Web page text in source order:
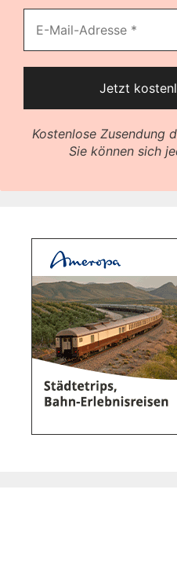
Kostenlose Zusendung
Sie können sich